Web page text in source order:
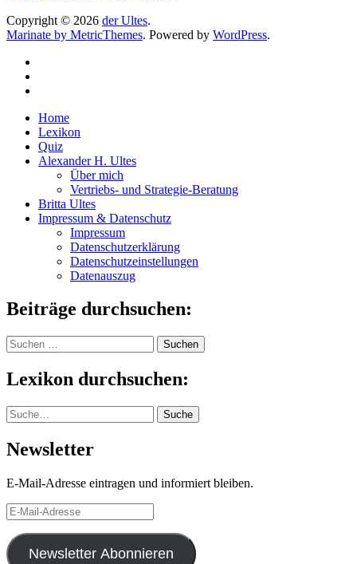
Copyright © 2026 der Ultes.
Marinate by MetricThemes. Powered by WordPress.
Home
Lexikon
Quiz
Alexander H. Ultes
Über mich
Vertriebs- und Strategie-Beratung
Britta Ultes
Impressum & Datenschutz
Impressum
Datenschutzerklärung
Datenschutzeinstellungen
Datenauszug
Beiträge durchsuchen:
Suchen
nach:
Lexikon durchsuchen:
Suche Suche
Newsletter
E-Mail-Adresse eintragen und informiert bleiben.
E-
Mail-
Adresse
Newsletter Abonnieren